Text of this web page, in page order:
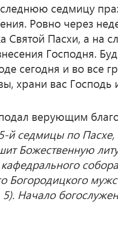
седмицу
Ровно через
Святой Пасхи, а на
Господня.
сегодня и во все
храни вас
верующим
й седмицы по Пасхе,
Божественную
Богородицкого
Начало